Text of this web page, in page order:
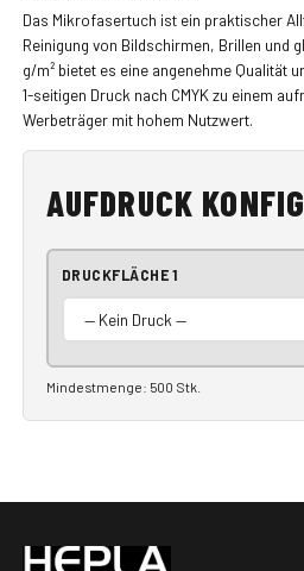
Das Mikrofasertuch ist ein praktischer
Reinigung von Bildschirmen, Brillen und
g/m² bietet es eine angenehme Qualität
1-seitigen Druck nach CMYK zu einem
Werbeträger mit hohem Nutzwert.
AUFDRUCK
DRUCKFLÄCHE 1
Mindestmenge: 500 Stk.